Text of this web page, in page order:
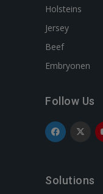
Holsteins
Jersey
Beef
Embryonen
Follow Us
Solutions